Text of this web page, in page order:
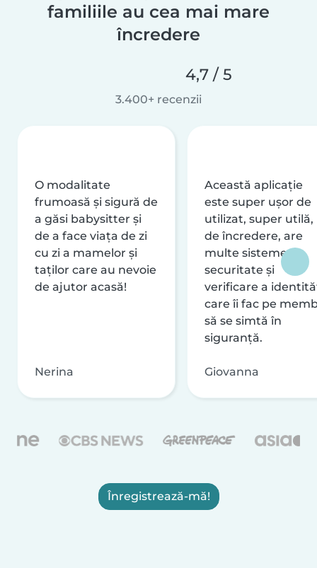
familiile au cea mai mare
încredere
4,7 / 5
3.400+ recenzii
O modalitate
frumoasă și sigură de
a găsi babysitter și
de a face viața de zi
cu zi a mamelor și
taților care au nevoie
de ajutor acasă!
Nerina
Această aplicație
este super ușor de
utilizat, super utilă,
de încredere, are
multe sisteme de
securitate și
verificare a
care îi fac pe
să se simtă în
siguranță.
Giovanna
Înregistrează-mă!